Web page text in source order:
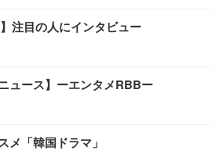
注目の人にインタビュー
ュース】ーエンタメRBBー
メ「韓国ドラマ」